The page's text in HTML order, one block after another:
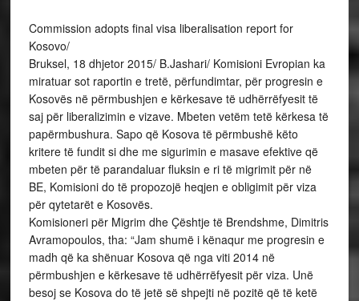
Commission adopts final visa liberalisation report for
Kosovo/
Bruksel, 18 dhjetor 2015/ B.Jashari/ Komisioni Evropian ka
miratuar sot raportin e tretë, përfundimtar, për progresin e
Kosovës në përmbushjen e kërkesave të udhërrëfyesit të
saj për liberalizimin e vizave. Mbeten vetëm tetë kërkesa të
papërmbushura. Sapo që Kosova të përmbushë këto
kritere të fundit si dhe me sigurimin e masave efektive që
mbeten për të parandaluar fluksin e ri të migrimit për në
BE, Komisioni do të propozojë heqjen e obligimit për viza
për qytetarët e Kosovës.
Komisioneri për Migrim dhe Çështje të Brendshme, Dimitris
Avramopoulos, tha: “Jam shumë i kënaqur me progresin e
madh që ka shënuar Kosova që nga viti 2014 në
përmbushjen e kërkesave të udhërrëfyesit për viza. Unë
besoj se Kosova do të jetë së shpejti në pozitë që të ketë